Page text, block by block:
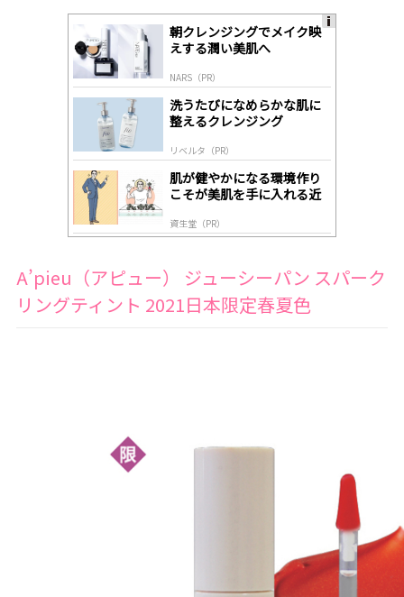
朝クレンジングでメイク映
えする潤い美肌へ
NARS（PR）
洗うたびになめらかな肌に
整えるクレンジング
リベルタ（PR）
肌が健やかになる環境作り
こそが美肌を手に入れる近
資生堂（PR）
A’pieu（アピュー） ジューシーパン スパーク
リングティント 2021日本限定春夏色